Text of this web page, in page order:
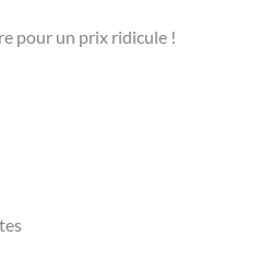
pour un prix ridicule !